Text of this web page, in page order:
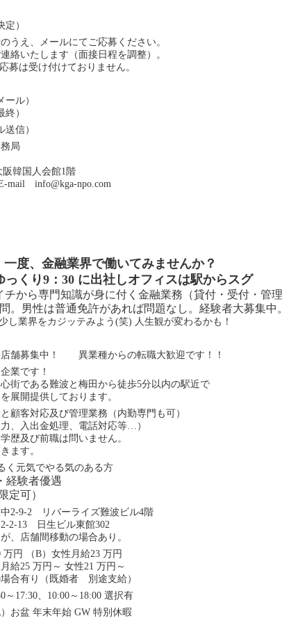
）
うえ、メールにてご応募ください。
絡いたします（面接日程を調整）。
募は受け付けておりません。
ル）
）
信）
局
韓国人会館1階
mail info@kga-npo.com
一度、金融業界で働いてみませんか？
っくり9：30 に出社しオフィスは駅からスグ
から専門知識が身に付く金融業務（貸付・受付・管
。男性は普通免許があれば問題なし。経験者大募集中
し業界をカジッテみよう(笑) 人生観が変わるかも！
集中！ 異業種からの転職大歓迎です！！
業です！
街である難波と梅田から徒歩5分以内の駅近で
展開提供しております。
顧客対応及び管理業務（内勤専門も可）
、入出金処理、電話対応等…）
歴及び前職は問いません。
ます。
元気でやる気のある方
経験者優遇
定可）
中2-9-2 リバーライズ難波ビル4階
2-2-13 日生ビル東館302
、店舗間移動の場合あり。
万円 （B）女性月給23 万円
給25 万円～ 女性21 万円～
合有り（既婚者 別途支給）
～17:30、10:00～18:00 選択有
お盆 年末年始 GW 特別休暇